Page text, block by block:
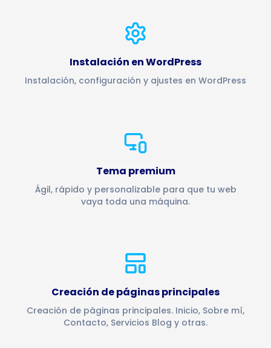
Instalación en WordPress
Instalación, configuración y ajustes en WordPress
Tema premium
Ágil, rápido y personalizable para que tu web
vaya toda una máquina.
Creación de páginas principales
Creación de páginas principales. Inicio, Sobre mí,
Contacto, Servicios Blog y otras.